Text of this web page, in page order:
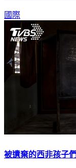
國際
被遺棄的西非孩子